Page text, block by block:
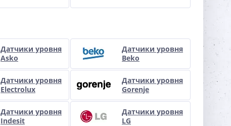
Датчики уровня
Asko
Датчики уровня
Beko
Датчики уровня
Electrolux
Датчики уровня
Gorenje
Датчики уровня
Indesit
Датчики уровня
LG